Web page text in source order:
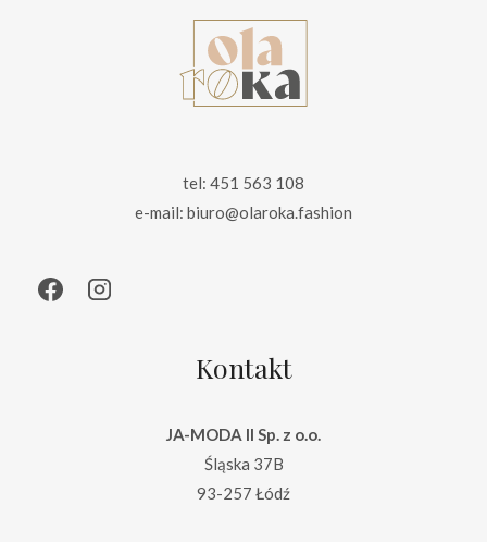
tel: 451 563 108
e-mail: biuro@olaroka.fashion
Kontakt
JA-MODA II Sp. z o.o.
Śląska 37B
93-257 Łódź